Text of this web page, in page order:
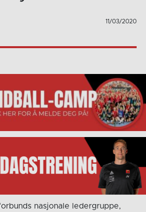
11/03/2020
nasjonale ledergruppe,